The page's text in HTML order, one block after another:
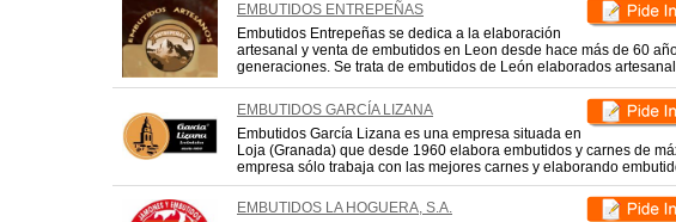
EMBUTIDOS ENTREPEÑAS
Embutidos Entrepeñas se dedica a la elaboración
artesanal y venta de embutidos en Leon desde hace más de 60
generaciones. Se trata de embutidos de León elaborados
EMBUTIDOS GARCÍA LIZANA
Embutidos García Lizana es una empresa situada en
Loja (Granada) que desde 1960 elabora embutidos y carnes de
empresa sólo trabaja con las mejores carnes y elaborando
EMBUTIDOS LA HOGUERA, S.A.